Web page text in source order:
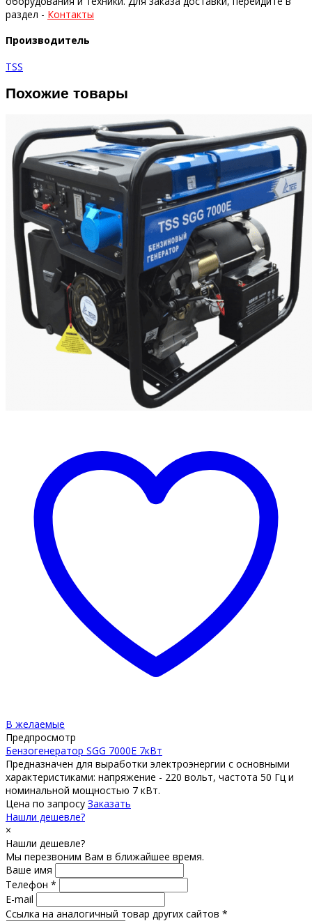
раздел - Контакты
Производитель
TSS
Похожие товары
В желаемые
Предпросмотр
Бензогенератор SGG 7000E 7кВт
Предназначен для выработки электроэнергии с основными
характеристиками: напряжение - 220 вольт, частота 50 Гц и
номинальной мощностью 7 кВт.
Цена по запросу Заказать
Нашли дешевле?
×
Нашли дешевле?
Мы перезвоним Вам в ближайшее время.
Ваше имя
Телефон *
E-mail
Ссылка на аналогичный товар других сайтов *